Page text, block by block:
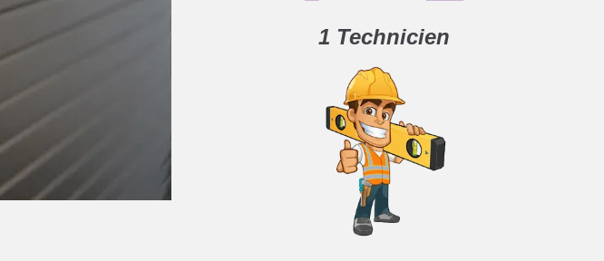
1 Technicien